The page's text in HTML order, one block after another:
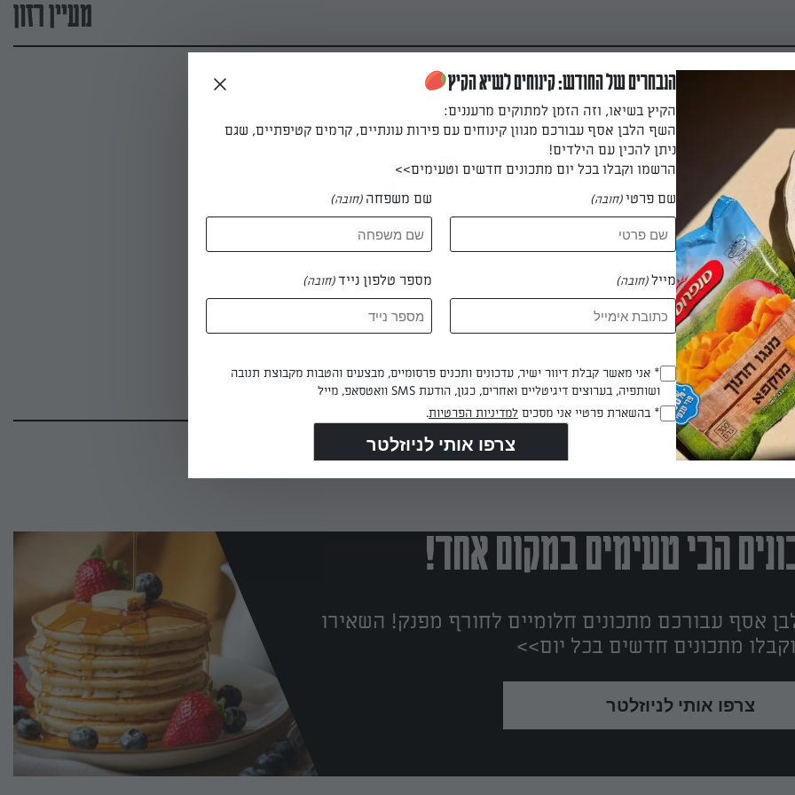
מעיין רזון
סלרי וקוטג' דיאטטית
הכנה שהיא פשוט חגיגה לחיך
רזון
הכי טעימים במקום אחד!
אסף עבורכם מתכונים חלומיים לחורף מפנק! השאירו
מתכונים חדשים בכל יום>>
צרפו אותי לניוזלטר
הנבחרים של החודש: קינוחים לשיא הקיץ
הקיץ בשיאו, וזה הזמן למתוקים מרעננים:
השף הלבן אסף עבורכם מגוון קינוחים עם פירות עונתיים, קרמים קטיפתיים, שגם
ניתן להכין עם הילדים!
הרשמו וקבלו בכל יום מתכונים חדשים וטעימים>>
שם פרטי(חובה) שם משפחה (חובה)
מייל(חובה) מספר טלפון נייד(חובה)
Opt_In
(חובה)
* אני מאשר קבלת דיוור ישיר, עדכונים ותכנים פרסומיים, מבצעים והטבות מקבוצת תנובה
ושותפיה, בערוצים דיגיטליים ואחרים, כגון, הודעת SMS וואטסאפ, מייל
RegulationsApproved
* בהשארת פרטיי אני מסכים למדיניות הפרטיות.